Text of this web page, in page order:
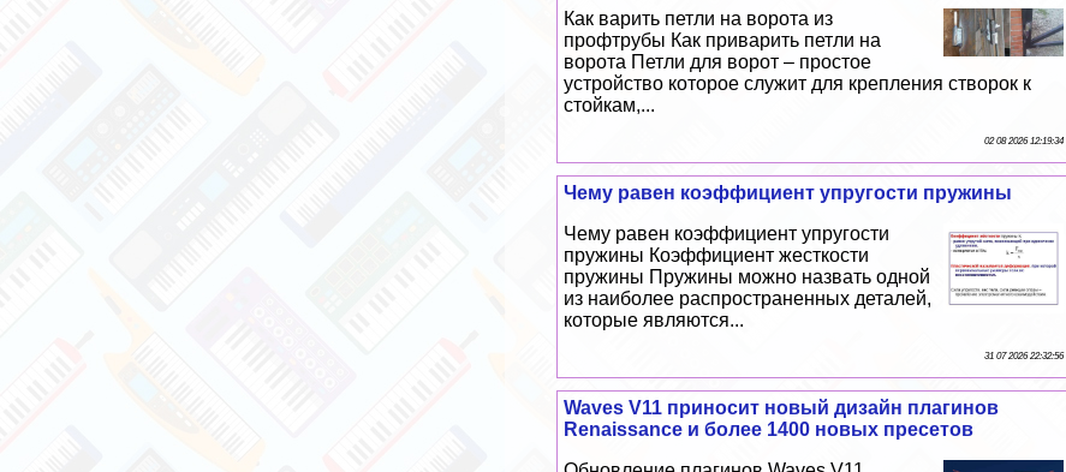
Как варить петли на ворота из
профтрубы Как приварить петли на
ворота Петли для ворот – простое
устройство которое служит для крепления створок к
стойкам,...
02 08 2026 12:19:34
Чему равен коэффициент упругости пружины
Чему равен коэффициент упругости
пружины Коэффициент жесткости
пружины Пружины можно назвать одной
из наиболее распространенных деталей,
которые являются...
31 07 2026 22:32:56
Waves V11 приносит новый дизайн плагинов
Renaissance и более 1400 новых пресетов